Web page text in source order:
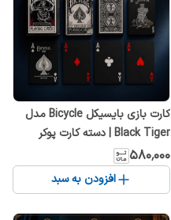
کارت بازی بایسیکل Bicycle مدل
Black Tiger | دسته کارت پوکر
حرفه‌ای لوکس مشکی
۵۸۰٬۰۰۰
افزودن به سبد